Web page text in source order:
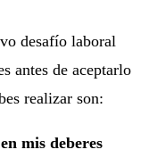
desafío laboral
antes de aceptarlo
realizar son:
mis deberes